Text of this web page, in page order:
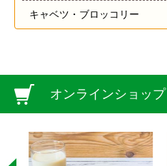
キャベツ・ブロッコリー
オンラインショップ